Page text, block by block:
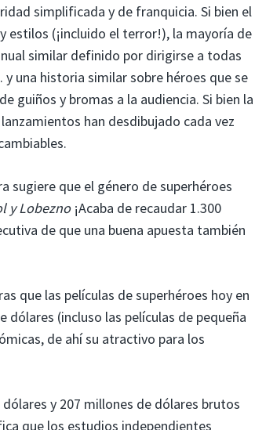
simplificada y de franquicia. Si bien el
estilos (¡incluido el terror!), la mayoría de
similar definido por dirigirse a todas
una historia similar sobre héroes que se
guiños y bromas a la audiencia. Si bien la
han desdibujado cada vez
sugiere que el género de superhéroes
y Lobezno ¡Acaba de recaudar 1.300
de que una buena apuesta también
que las películas de superhéroes hoy en
(incluso las películas de pequeña
de ahí su atractivo para los
y 207 millones de dólares brutos
que los estudios independientes